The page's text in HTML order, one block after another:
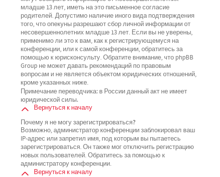
младше 13 лет, иметь на это письменное согласие
родителей. Допустимо наличие иного вида подтверждения
того, что опекуны разрешают сбор личной информации от
несовершеннолетних младше 13 лет. Если вы не уверены,
применимо ли это к вам, как к регистрирующемуся на
конференции, или к самой конференции, обратитесь за
помощью к юрисконсульту. Обратите внимание, что phpBB
Group не может давать рекомендаций по правовым
вопросам и не является объектом юридических отношений,
кроме указанных ниже.
Примечание переводчика: в России данный акт не имеет
юридической силы.
Вернуться к началу
Почему я не могу зарегистрироваться?
Возможно, администратор конференции заблокировал ваш
IP-адрес или запретил имя, под которым вы пытаетесь
зарегистрироваться. Он также мог отключить регистрацию
новых пользователей. Обратитесь за помощью к
администратору конференции.
Вернуться к началу